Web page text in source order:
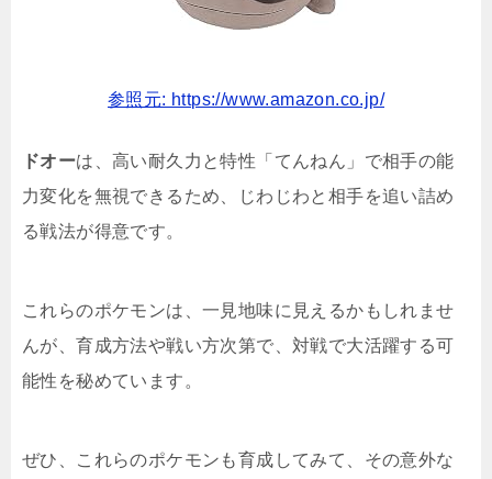
参照元: https://www.amazon.co.jp/
ドオーは、高い耐久力と特性「てんねん」で相手の能
力変化を無視できるため、じわじわと相手を追い詰め
る戦法が得意です。
これらのポケモンは、一見地味に見えるかもしれませ
んが、育成方法や戦い方次第で、対戦で大活躍する可
能性を秘めています。
ぜひ、これらのポケモンも育成してみて、その意外な